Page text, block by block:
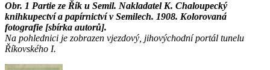
Obr. 1 Partie ze Řík u Semil. Nakladatel K. Chaloupecký
knihkupectví a papírnictví v Semilech. 1908. Kolorovaná
fotografie [sbírka autorů].
Na pohlednici je zobrazen vjezdový, jihovýchodní portál tunelu
Říkovského I.